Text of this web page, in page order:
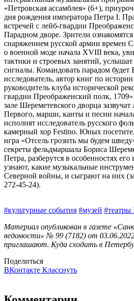
«Петровская ассамблея» (6+),
дня рождения императора Петра I.
встречей с лейб-гвардии
Парадном дворе. Зрители
снаряжением русской армии времен
о военной моде начала XVIII века,
тактики и строевых занятий,
сигналы. Командовать парадом
исследователь, автор книг по
руководитель клуба исторической
гвардии Преображенский полк,
зале Шереметевского дворца
Первого, марши, канты и песни
исполнят исследователь русского
камерный хор Festino. Юных
игра «Отсель грозить мы будем
секреты фельдмаршала Бориса
Петра, разберутся в особенностях
узнают, какие музыкальные
Северной войны, и сыграют на них
272‑45-24).
#культурные события #музей #театры
Материал опубликован в газете
ведомости» № 99 (7182) от 03.06.2022
приглашают. Куда сходить в
Поделиться
ВКонтакте Класснуть